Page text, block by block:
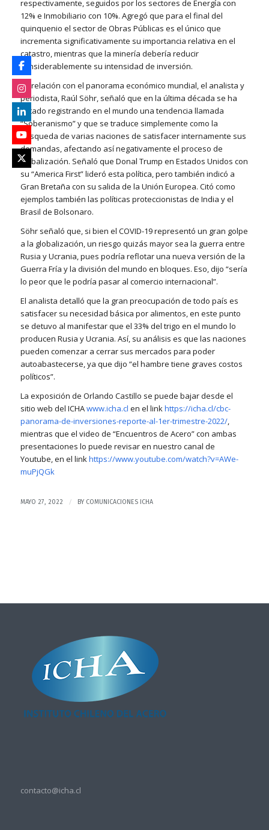
respectivamente, seguidos por los sectores de Energía con
12% e Inmobiliario con 10%. Agregó que para el final del
quinquenio el sector de Obras Públicas es el único que
incrementa significativamente su importancia relativa en el
catastro, mientras que la minería debería reducir
considerablemente su intensidad de inversión.
En relación con el panorama económico mundial, el analista y
periodista, Raúl Söhr, señaló que en la última década se ha
estado registrando en el mundo una tendencia llamada
“Soberanismo” y que se traduce simplemente como la
búsqueda de varias naciones de satisfacer internamente sus
demandas, afectando así negativamente el proceso de
globalización. Señaló que Donal Trump en Estados Unidos con
su “America First” lideró esta política, pero también indicó a
Gran Bretaña con su salida de la Unión Europea. Citó como
ejemplos también las políticas proteccionistas de India y el
Brasil de Bolsonaro.
Söhr señaló que, si bien el COVID-19 representó un gran golpe
a la globalización, un riesgo quizás mayor sea la guerra entre
Rusia y Ucrania, pues podría reflotar una nueva versión de la
Guerra Fría y la división del mundo en bloques. Eso, dijo “sería
lo peor que le podría pasar al comercio internacional”.
El analista detalló que la gran preocupación de todo país es
satisfacer su necesidad básica por alimentos, en este punto
se detuvo al manifestar que el 33% del trigo en el mundo lo
producen Rusia y Ucrania. Así, su análisis es que las naciones
pueden comenzar a cerrar sus mercados para poder
autoabastecerse, ya que dijo “el hambre tiene graves costos
políticos”.
La exposición de Orlando Castillo se puede bajar desde el
sitio web del ICHAwww.icha.cl en el linkhttps://icha.cl/cbc-
panorama-de-inversiones-reporte-al-1er-trimestre-2022/,
mientras que el video de “Encuentros de Acero” con ambas
presentaciones lo puede revisar en nuestro canal de
Youtube, en el linkhttps://www.youtube.com/watch?v=AWe-
muPjQGk
MAYO 27, 2022 / BY COMUNICACIONES ICHA
contacto@icha.cl